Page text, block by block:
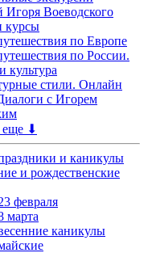
Игоря Воеводского
курсы
по Европе
по России.
культура
стили. Онлайн
с Игорем
еще ⬇
и каникулы
и рождественские
февраля
марта
каникулы